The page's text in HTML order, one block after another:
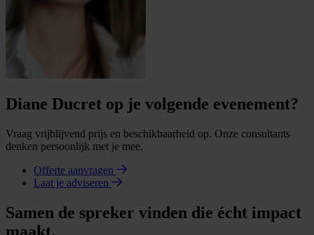
Diane Ducret op je volgende evenement?
Vraag vrijblijvend prijs en beschikbaarheid op. Onze consultants
denken persoonlijk met je mee.
Offerte aanvragen
Laat je adviseren
Samen de spreker vinden die écht impact